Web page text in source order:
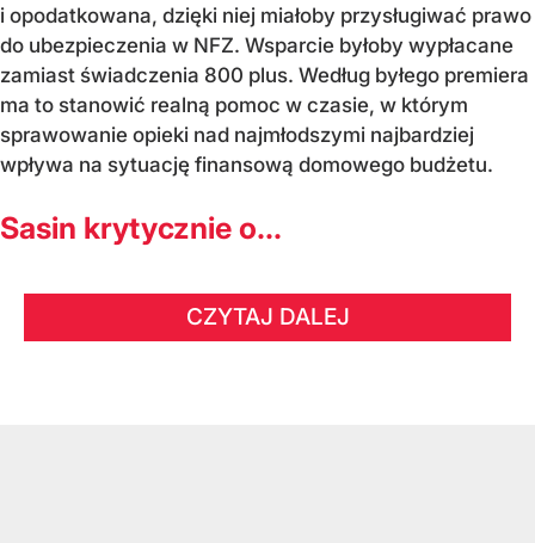
i opodatkowana, dzięki niej miałoby przysługiwać prawo
do ubezpieczenia w NFZ. Wsparcie byłoby wypłacane
zamiast świadczenia 800 plus. Według byłego premiera
ma to stanowić realną pomoc w czasie, w którym
sprawowanie opieki nad najmłodszymi najbardziej
wpływa na sytuację finansową domowego budżetu.
Sasin krytycznie o...
CZYTAJ DALEJ